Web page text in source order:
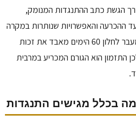
הגשת כתב ההתנגדות המנומק,
ההכרעה והאפשרויות שנותרות במקרה
של דחייה. מי שממתין מעבר לחלון 60 הימים מאבד את זכות
התזמון הוא הגורם המכריע במרבית
בכלל מגישים התנגדות